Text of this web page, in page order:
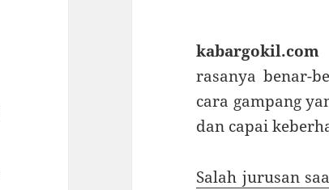
rasanya benar-
cara gampang
dan capai
Salah jurusan